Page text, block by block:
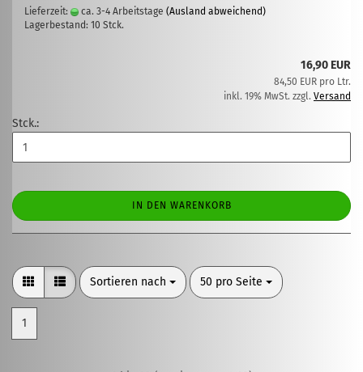
Lieferzeit: ca. 3-4 Arbeitstage (Ausland abweichend)
Lagerbestand: 10 Stck.
16,90 EUR
84,50 EUR pro Ltr.
inkl. 19% MwSt. zzgl. Versand
Stck.:
IN DEN WARENKORB
Sortieren nach
Sortieren nach 50 pro Seite
pro Seite
1